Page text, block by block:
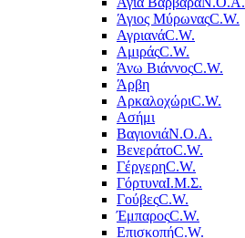
Άγιος ΜύρωναςC.W.
ΑγριανάC.W.
ΑμιράςC.W.
Άνω ΒιάννοςC.W.
Άρβη
ΑρκαλοχώριC.W.
Ασήμι
ΒαγιονιάΝ.Ο.Α.
ΒενεράτοC.W.
ΓέργερηC.W.
ΓόρτυναΙ.Μ.Σ.
ΓούβεςC.W.
ΈμπαροςC.W.
ΕπισκοπήC.W.